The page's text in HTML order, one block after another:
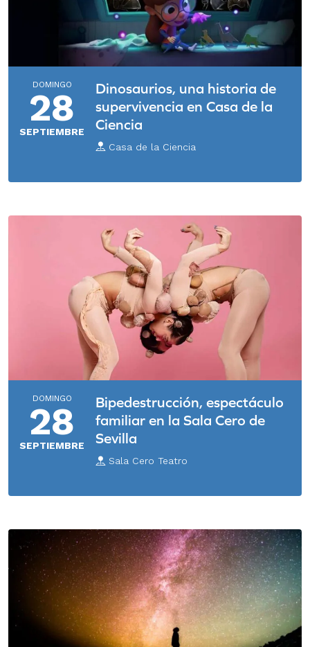
DOMINGO
28
SEPTIEMBRE
Dinosaurios, una historia de
supervivencia en Casa de la
Ciencia
Casa de la Ciencia
DOMINGO
28
SEPTIEMBRE
Bipedestrucción, espectáculo
familiar en la Sala Cero de
Sevilla
Sala Cero Teatro